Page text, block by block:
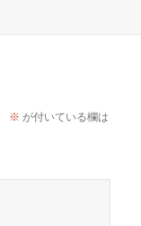
※ が付いている欄は